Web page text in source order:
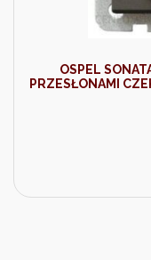
OSPEL
PRZESŁONAMI